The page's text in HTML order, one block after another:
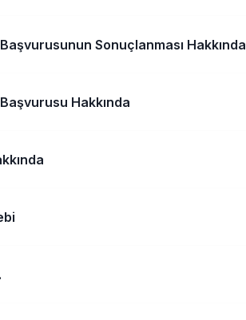
Sonuçlanması Hakkında
Hakkında